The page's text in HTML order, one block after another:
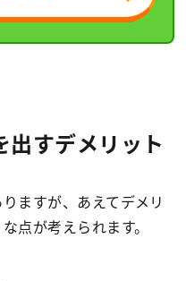
出すデメリット
ますが、あえてデメリ
点が考えられます。